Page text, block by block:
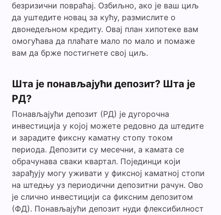
безризични повраћај. Озбиљно, ако је ваш циљ
да уштедите новац за кућу, размислите о
двонедељном кредиту. Овај план хипотеке вам
омогућава да плаћате мало по мало и помаже
вам да брже постигнете свој циљ.
Шта је понављајући депозит? Шта је
РД?
Понављајући депозит (РД) је дугорочна
инвестиција у којој можете редовно да штедите
и зарадите фиксну каматну стопу током
периода. Депозити су месечни, а камата се
обрачунава сваки квартал. Појединци који
зарађују могу уживати у фиксној каматној стопи
на штедњу уз периодични депозитни рачун. Ово
је слично инвестицији са фиксним депозитом
(ФД). Понављајући депозит нуди флексибилност